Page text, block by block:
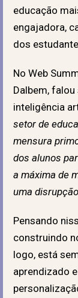
educação
engajadora,
dos
No Web
Dalbem,
inteligência
setor de
mensura
dos alunos
a máxima de
uma
Pensando
construindo
logo, está
aprendizado